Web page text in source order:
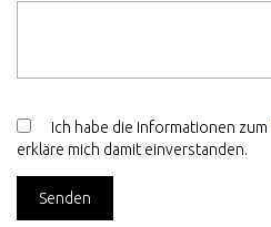
Ich habe die Informationen zum
erkläre mich damit einverstanden.